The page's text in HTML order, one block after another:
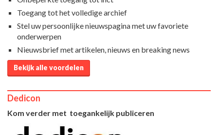
Toegang tot het volledige archief
Stel uw persoonlijke nieuwspagina met uw favoriete
onderwerpen
Nieuwsbrief met artikelen, nieuws en breaking news
Bekijk alle voordelen
Dedicon
Kom verder met toegankelijk publiceren